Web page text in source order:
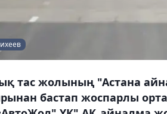
тас жолының "Астана
бастап жоспарлы